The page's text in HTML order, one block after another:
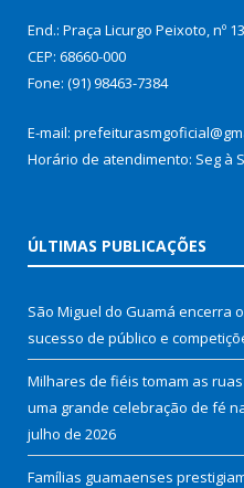
End.: Praça Licurgo Peixoto, nº
CEP: 68660-000
Fone: (91) 98463-7384
E-mail:
Horário de atendimento: Seg à
ÚLTIMAS PUBLICAÇÕES
São Miguel do Guamá encerra
sucesso de público e
Milhares de fiéis tomam as
uma grande celebração de fé
julho de 2026
Famílias guamaenses